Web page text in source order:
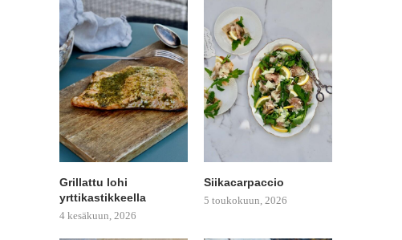
Grillattu lohi
yrttikastikkeella
4 kesäkuun, 2026
Siikacarpaccio
5 toukokuun, 2026